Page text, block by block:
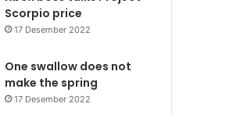
Scorpio price
17 Desember 2022
One swallow does not
make the spring
17 Desember 2022